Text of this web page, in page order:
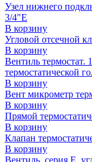
Узел нижнего
3/4"E
В корзину
Угловой отсечной
В корзину
Вентиль термостат.
термостатической
В корзину
Вент микрометр
В корзину
Прямой
В корзину
Клапан
В корзину
Вентиль, серия E,